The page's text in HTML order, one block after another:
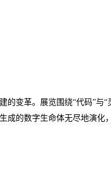
变革。展览围绕“代码”与
成的数字生命体无尽地演